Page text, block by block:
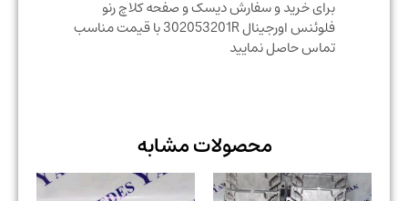
برای خرید و سفارش دیسک و صفحه کلاچ رنو
فلوئنس اورجینال 302053201R با قیمت مناسب
تماس حاصل نمایید
محصولات مشابه